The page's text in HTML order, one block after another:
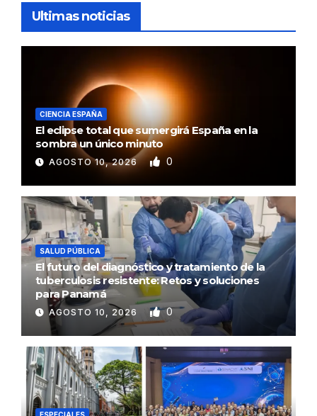
Ultimas noticias
CIENCIA ESPAÑA
El eclipse total que sumergirá España en la
sombra un único minuto
AGOSTO 10, 2026 0
SALUD PÚBLICA
El futuro del diagnóstico y tratamiento de la
tuberculosis resistente: Retos y soluciones
para Panamá
AGOSTO 10, 2026 0